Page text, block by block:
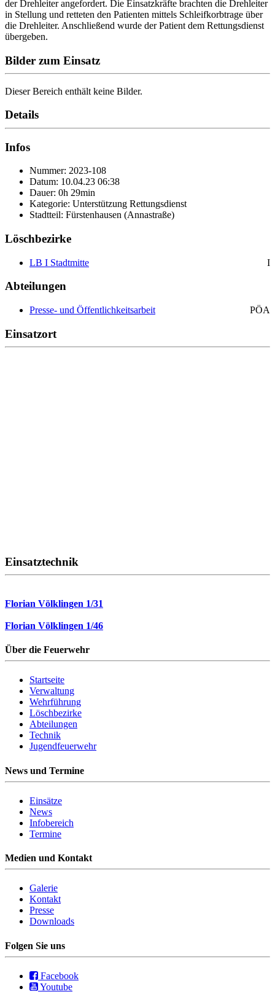
der Drehleiter angefordert. Die Einsatzkräfte brachten die Drehleiter
in Stellung und retteten den Patienten mittels Schleifkorbtrage über
die Drehleiter. Anschließend wurde der Patient dem Rettungsdienst
übergeben.
Bilder zum Einsatz
Dieser Bereich enthält keine Bilder.
Details
Infos
Nummer: 2023-108
Datum: 10.04.23 06:38
Dauer: 0h 29min
Kategorie: Unterstützung Rettungsdienst
Stadtteil: Fürstenhausen (Annastraße)
Löschbezirke
LB I Stadtmitte I
Abteilungen
Presse- und Öffentlichkeitsarbeit PÖA
Einsatzort
Einsatztechnik
Florian Völklingen 1/31
Florian Völklingen 1/46
Über die Feuerwehr
Startseite
Verwaltung
Wehrführung
Löschbezirke
Abteilungen
Technik
Jugendfeuerwehr
News und Termine
Einsätze
News
Infobereich
Termine
Medien und Kontakt
Galerie
Kontakt
Presse
Downloads
Folgen Sie uns
Facebook
Youtube